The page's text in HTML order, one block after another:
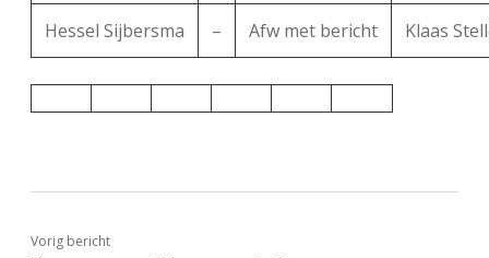
Hessel Sijbersma – Afw met bericht Klaas
Vorig bericht